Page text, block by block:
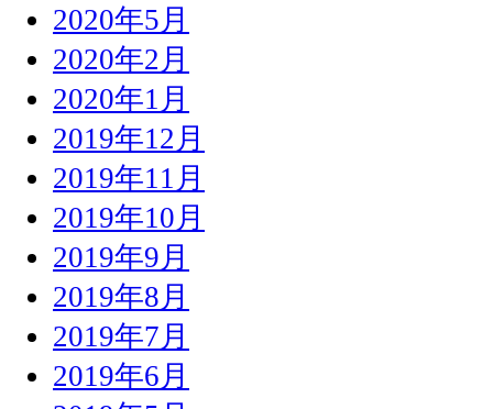
2020年5月
2020年2月
2020年1月
2019年12月
2019年11月
2019年10月
2019年9月
2019年8月
2019年7月
2019年6月